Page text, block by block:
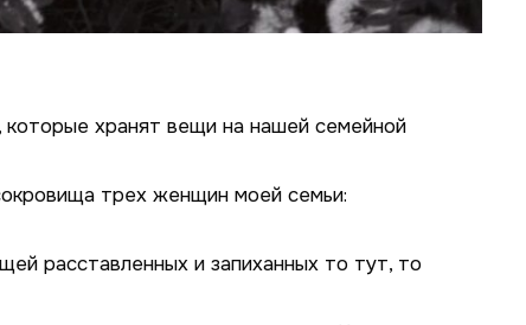
хранят вещи на нашей семейной
трех женщин моей семьи:
расставленных и запиханных то тут, то